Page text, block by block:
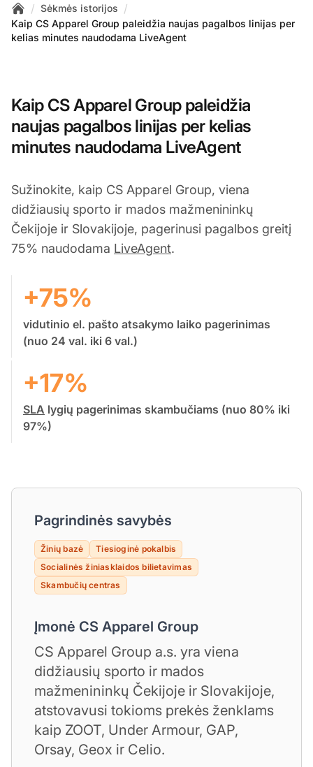
Home
/ Sėkmės istorijos /
Kaip CS Apparel Group paleidžia naujas pagalbos linijas per
kelias minutes naudodama LiveAgent
Kaip CS Apparel Group paleidžia
naujas pagalbos linijas per kelias
minutes naudodama LiveAgent
Sužinokite, kaip CS Apparel Group, viena
didžiausių sporto ir mados mažmenininkų
Čekijoje ir Slovakijoje, pagerinusi pagalbos greitį
75% naudodama LiveAgent.
+75%
vidutinio el. pašto atsakymo laiko pagerinimas
(nuo 24 val. iki 6 val.)
+17%
SLA lygių pagerinimas skambučiams (nuo 80% iki
97%)
Pagrindinės savybės
Žinių bazė
Tiesioginė pokalbis
Socialinės žiniasklaidos bilietavimas
Skambučių centras
Įmonė CS Apparel Group
CS Apparel Group a.s. yra viena
didžiausių sporto ir mados
mažmenininkų Čekijoje ir Slovakijoje,
atstovavusi tokioms prekės ženklams
kaip ZOOT, Under Armour, GAP,
Orsay, Geox ir Celio.